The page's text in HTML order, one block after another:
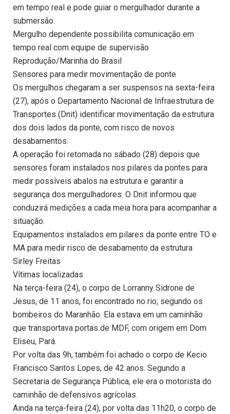
em tempo real e pode guiar o mergulhador durante a
submersão.
Mergulho dependente possibilita comunicação em
tempo real com equipe de supervisão
Reprodução/Marinha do Brasil
Sensores para medir movimentação de ponte
Os mergulhos chegaram a ser suspensos na sexta-feira
(27), após o Departamento Nacional de Infraestrutura de
Transportes (Dnit) identificar movimentação da estrutura
dos dois lados da ponte, com risco de novos
desabamentos.
A operação foi retomada no sábado (28) depois que
sensores foram instalados nos pilares da pontes para
medir possíveis abalos na estrutura e garantir a
segurança dos mergulhadores. O Dnit informou que
conduzirá medições a cada meia hora para acompanhar a
situação.
Equipamentos instalados em pilares da ponte entre TO e
MA para medir risco de desabamento da estrutura
Sirley Freitas
Vítimas localizadas
Na terça-feira (24), o corpo de Lorranny Sidrone de
Jesus, de 11 anos, foi encontrado no rio, segundo os
bombeiros do Maranhão. Ela estava em um caminhão
que transportava portas de MDF, com origem em Dom
Eliseu, Pará.
Por volta das 9h, também foi achado o corpo de Kecio
Francisco Santos Lopes, de 42 anos. Segundo a
Secretaria de Segurança Pública, ele era o motorista do
caminhão de defensivos agrícolas.
Ainda na terça-feira (24), por volta das 11h20, o corpo de